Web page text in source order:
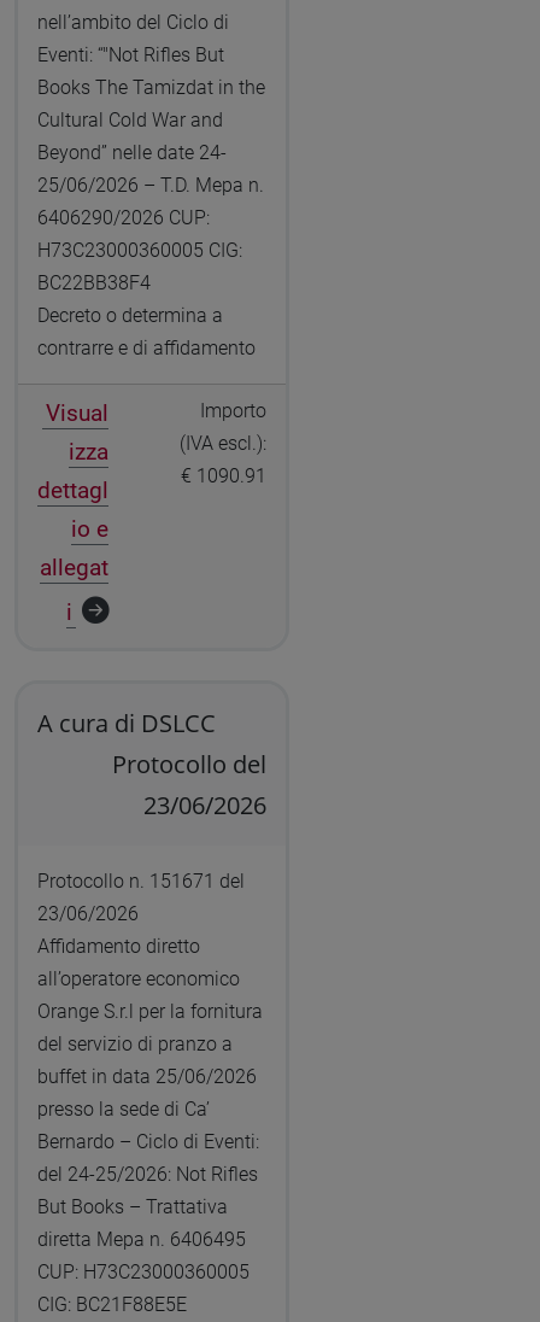
nell’ambito del Ciclo di
Eventi: “"Not Rifles But
Books The Tamizdat in the
Cultural Cold War and
Beyond” nelle date 24-
25/06/2026 – T.D. Mepa n.
6406290/2026 CUP:
H73C23000360005 CIG:
BC22BB38F4
Decreto o determina a
contrarre e di affidamento
Visual
izza
dettagl
io e
allegat
i
Importo
(IVA escl.):
€ 1090.91
A cura di DSLCC
Protocollo del
23/06/2026
Protocollo n. 151671 del
23/06/2026
Affidamento diretto
all’operatore economico
Orange S.r.l per la fornitura
del servizio di pranzo a
buffet in data 25/06/2026
presso la sede di Ca’
Bernardo – Ciclo di Eventi:
del 24-25/2026: Not Rifles
But Books – Trattativa
diretta Mepa n. 6406495
CUP: H73C23000360005
CIG: BC21F88E5E